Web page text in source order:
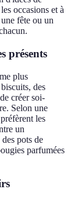
occasions et à
fête ou un
présents
plus
des
créer soi-
Selon une
les
un
pots de
parfumées